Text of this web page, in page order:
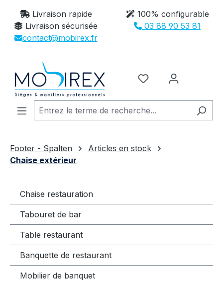
Passer au contenu principal
Livraison rapide
100% configurable
Livraison sécurisée
03 88 90 53 81
contact@mobirex.fr
Vous avez 0
Footer - Spalten
Articles en stock
Chaise extérieur
Chaise restauration
Tabouret de bar
Table restaurant
Banquette de restaurant
Mobilier de banquet